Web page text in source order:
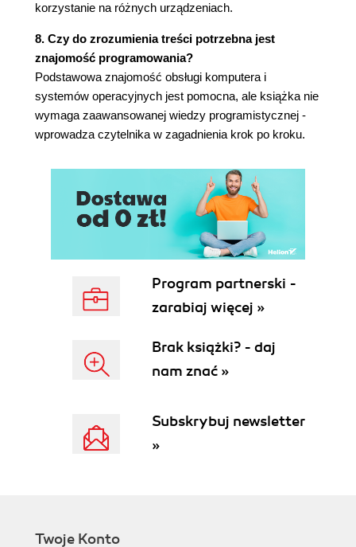
3.3. Polecenie dd i urządzenia
3.4.1. Dyski twarde: /dev/sd*
3.4.2. Dyski wirtualne: /dev/xvd*, /dev/vd*
3.4.3. Urządzenia pamięci nieulotnej:
/dev/nvme*
3.4.4. Mapowanie urządzeń: /dev/dm-*,
/dev/mapper/*
3.4.6. Dyski twarde PATA: /dev/hd*
3.4.7. Terminale: /dev/tty*, /dev/pts/* i /dev/tty
3.4.8. Porty szeregowe: /dev/ttyS*,
/dev/ttyUSB*, /dev/ttyACM*
3.4.9. Porty równoległe: /dev/lp0 i /dev/lp1
3.4.10. Urządzenia audio: /dev/dsp,
/dev/audio, /dev/snd/* i inne
3.4.11. Tworzenie plików urządzeń
3.5.1. System plików devtmpfs
3.5.2. Konfiguracja i działanie procesu udevd
3.6. Szczegóły: SCSI i jądro Linuksa
3.6.1. Pamięci masowe USB i protokół SCSI
korzystanie na różnych urządzeniach.
8. Czy do zrozumienia treści potrzebna jest
znajomość programowania?
Podstawowa znajomość obsługi komputera i
systemów operacyjnych jest pomocna, ale książka nie
wymaga zaawansowanej wiedzy programistycznej -
wprowadza czytelnika w zagadnienia krok po kroku.
Program partnerski -
zarabiaj więcej »
Brak książki? - daj
nam znać »
Subskrybuj newsletter
»
Twoje Konto